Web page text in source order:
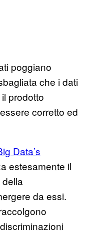
poggiano
che i dati
prodotto
corretto ed
Data’s
estesamente il
da essi.